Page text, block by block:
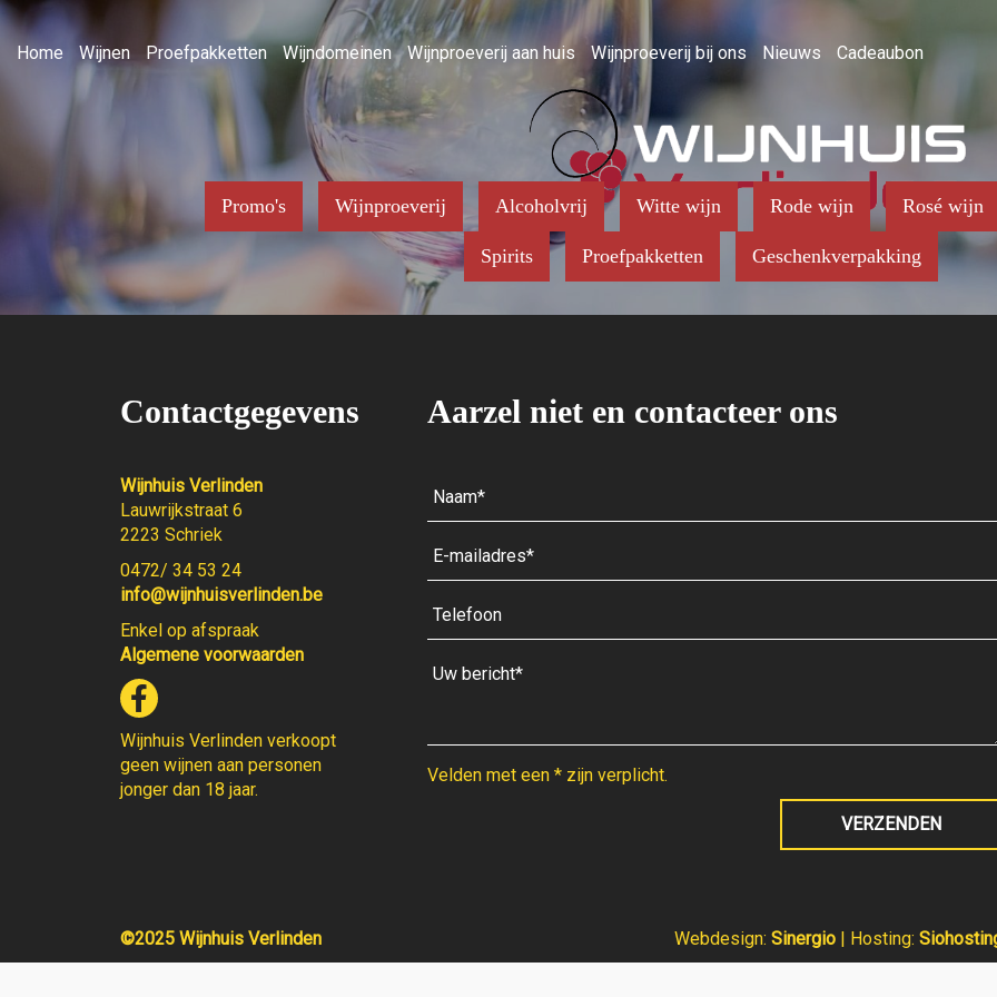
Home Wijnen Proefpakketten Wijndomeinen Wijnproeverij aan huis Wijnproeverij bij ons Nieuws Cadeaubon
Promo's Wijnproeverij Alcoholvrij Witte wijn Rode wijn Rosé wijn
Spirits Proefpakketten Geschenkverpakking
Contactgegevens
Wijnhuis Verlinden
Lauwrijkstraat 6
2223 Schriek
0472/ 34 53 24
info@wijnhuisverlinden.be
Enkel op afspraak
Algemene voorwaarden
Wijnhuis Verlinden verkoopt
geen wijnen aan personen
jonger dan 18 jaar.
Aarzel niet en contacteer ons
Velden met een * zijn verplicht.
©2025 Wijnhuis Verlinden Webdesign: Sinergio | Hosting: